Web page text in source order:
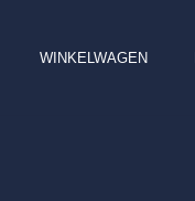
WINKELWAGEN